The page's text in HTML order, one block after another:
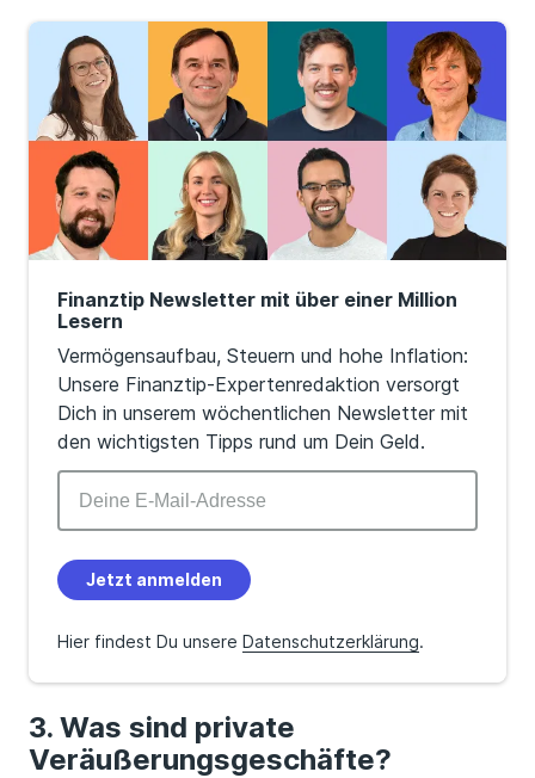
Finanztip Newsletter mit über einer Million
Lesern
Vermögensaufbau, Steuern und hohe Inflation:
Unsere Finanztip-Expertenredaktion versorgt
Dich in unserem wöchentlichen Newsletter mit
den wichtigsten Tipps rund um Dein Geld.
Jetzt anmelden
Hier findest Du unsere Datenschutzerklärung.
Was sind private
Veräußerungsgeschäfte?